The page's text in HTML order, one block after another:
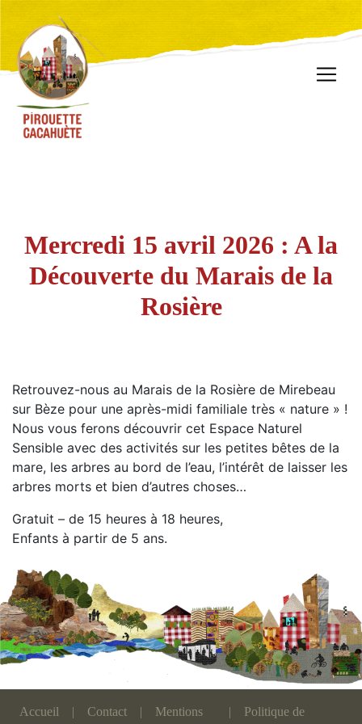
Mercredi 15 avril 2026 : A la
Découverte du Marais de la
Rosière
Retrouvez-nous au Marais de la Rosière de Mirebeau
sur Bèze pour une après-midi familiale très « nature » !
Nous vous ferons découvrir cet Espace Naturel
Sensible avec des activités sur les petites bêtes de la
mare, les arbres au bord de l’eau, l’intérêt de laisser les
arbres morts et bien d’autres choses…
Gratuit – de 15 heures à 18 heures,
Enfants à partir de 5 ans.
Accueil | Contact |
Mentions
|
Politique de